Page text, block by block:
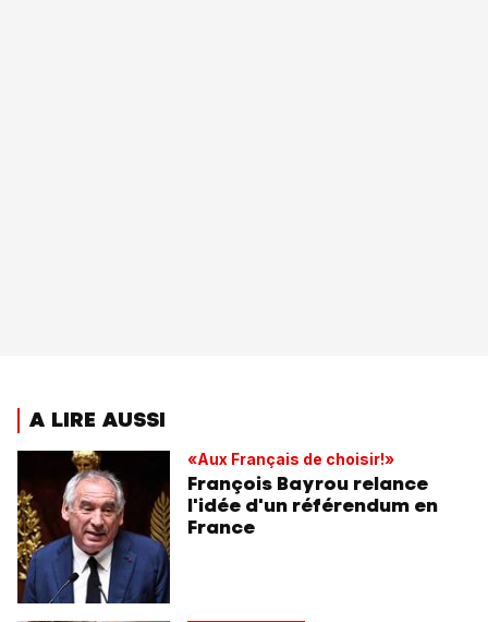
A LIRE AUSSI
«Aux Français de choisir!»
François Bayrou relance
l'idée d'un référendum en
France